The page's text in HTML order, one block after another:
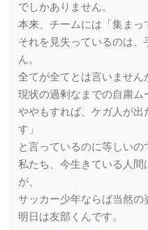
でしかありません。
本来、チームには「集まっ
それを見失っているのは
ん。
全てが全てとは言いません
現状の過剰なまでの自粛ム
ややもすれば、ケガ人が出
す」
と言っているのに等しいの
私たち、今生きている人
が、
サッカー少年ならば当然の
明日は友部くんです。